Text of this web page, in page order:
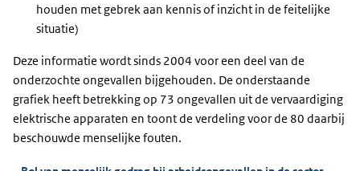
houden met gebrek aan kennis of inzicht in de feitelijke
situatie)
Deze informatie wordt sinds 2004 voor een deel van de
onderzochte ongevallen bijgehouden. De onderstaande
grafiek heeft betrekking op 73 ongevallen uit de vervaardiging
elektrische apparaten en toont de verdeling voor de 80 daarbij
beschouwde menselijke fouten.